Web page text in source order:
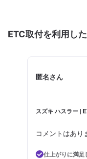
ETC取付を利用し
匿名さん
スズキ ハスラー |
コメントはあり
仕上がりに満足